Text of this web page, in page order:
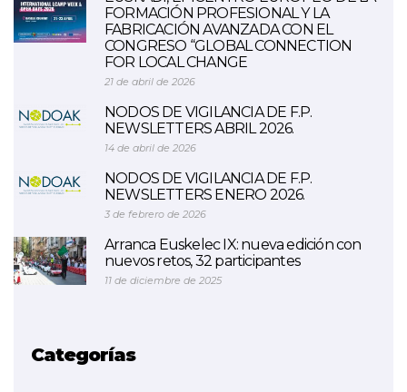
FORMACIÓN PROFESIONAL Y LA
FABRICACIÓN AVANZADA CON EL
CONGRESO “GLOBAL CONNECTION
FOR LOCAL CHANGE
21 de abril de 2026
NODOS DE VIGILANCIA DE F.P.
NEWSLETTERS ABRIL 2026.
14 de abril de 2026
NODOS DE VIGILANCIA DE F.P.
NEWSLETTERS ENERO 2026.
3 de febrero de 2026
Arranca Euskelec IX: nueva edición con
nuevos retos, 32 participantes
11 de diciembre de 2025
Categorías